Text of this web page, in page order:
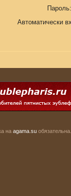
Пароль:
Автоматически
на agama.su обязательна.